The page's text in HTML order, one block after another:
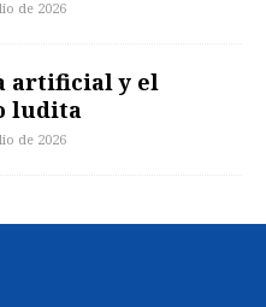
de 2026
artificial y el
ludita
de 2026